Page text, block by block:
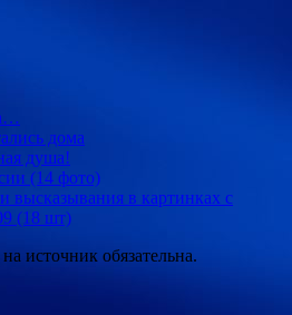
дома
душа!
(14 фото)
высказывания в картинках с
(18 шт)
источник обязательна.